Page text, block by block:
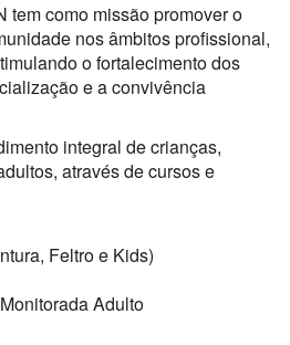
tem como missão promover o
nos âmbitos profissional,
o fortalecimento dos
e a convivência
integral de crianças,
através de cursos e
Feltro e Kids)
Adulto